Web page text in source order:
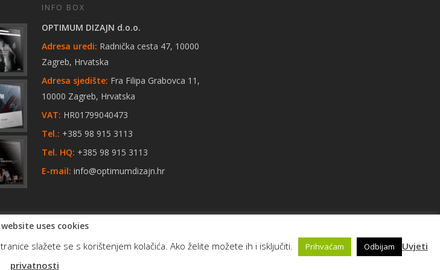
INFO BOX
OPTIMUM DIZAJN d.o.o.
Adresa uredi: Radnička cesta 47, 10000
Zagreb, Hrvatska
Adresa sjedište: Fra Filipa Grabovca 11,
10000 Zagreb, Hrvatska
VAT: HR01799040473
Tel.: +385 98 915 3113
Tel. HQ: +385 98 915 3113
E-mail: info@optimumdizajn.hr
uses cookies
slažete se s korištenjem kolačića. Ako želite možete ih i isključiti. Prihvaćam Odbijam
Uvjeti
privatnosti